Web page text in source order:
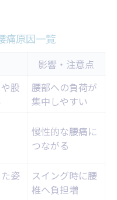
の関係性比較表
どうなる？
体のゆがみ
ォームのポイント
維持力の秘密
変化を比較
につながる理由
グ負担の関係
安定する仕組み
痛原因一覧
影響・注意点
股
腰部への負荷が
集中しやすい
慢性的な腰痛に
つながる
姿
スイング時に腰
椎へ負担増